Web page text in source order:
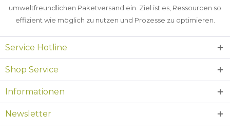
umweltfreundlichen Paketversand ein. Ziel ist es, Ressourcen so
effizient wie möglich zu nutzen und Prozesse zu optimieren.
Service Hotline
Shop Service
Informationen
Newsletter